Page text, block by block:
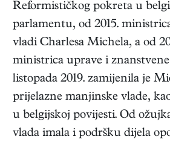
Reformističkog pokreta u
parlamentu, od 2015.
vladi Charlesa Michela, a od
ministrica uprave i
listopada 2019. zamijenila je
prijelazne manjinske vlade,
u belgijskoj povijesti. Od
vlada imala i podršku dijela